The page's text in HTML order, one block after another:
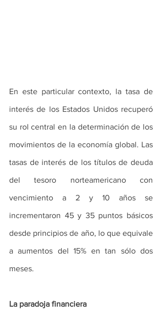
En este particular contexto, la tasa de
interés de los Estados Unidos recuperó
su rol central en la determinación de los
movimientos de la economía global. Las
tasas de interés de los títulos de deuda
del tesoro norteamericano con
vencimiento a 2 y 10 años se
incrementaron 45 y 35 puntos básicos
desde principios de año, lo que equivale
a aumentos del 15% en tan sólo dos
meses.
La paradoja financiera